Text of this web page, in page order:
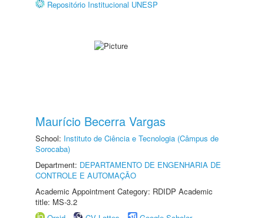
Repositório Institucional UNESP
Maurício Becerra Vargas
School: Instituto de Ciência e Tecnologia (Câmpus de
Sorocaba)
Department: DEPARTAMENTO DE ENGENHARIA DE
CONTROLE E AUTOMAÇÃO
Academic Appointment Category: RDIDP Academic
title: MS-3.2